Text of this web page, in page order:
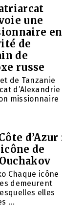
une
en
de
de
russe
de Tanzanie
d’Alexandrie
missionnaire
d’Azur
de
Chaque icône
demeurent
elles
...